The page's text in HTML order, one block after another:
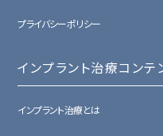
プライバシーポリシー
インプラント治療コンテ
インプラント治療とは